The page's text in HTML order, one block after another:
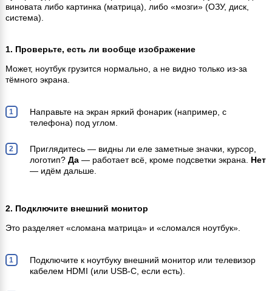
виновата либо картинка (матрица), либо «мозги» (ОЗУ, диск,
система).
1. Проверьте, есть ли вообще изображение
Может, ноутбук грузится нормально, а не видно только из-за
тёмного экрана.
Направьте на экран яркий фонарик (например, с
телефона) под углом.
Приглядитесь — видны ли еле заметные значки, курсор,
логотип? Да— работает всё, кроме подсветки экрана. Нет
— идём дальше.
2. Подключите внешний монитор
Это разделяет «сломана матрица» и «сломался ноутбук».
Подключите к ноутбуку внешний монитор или телевизор
кабелем HDMI (или USB-C, если есть).